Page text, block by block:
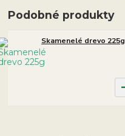
Podobné produkty
Skamenelé drevo 225g